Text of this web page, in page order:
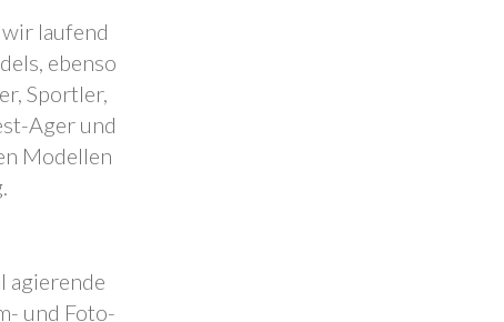
laufend
ebenso
Sportler,
Ager und
Modellen
agierende
und Foto-